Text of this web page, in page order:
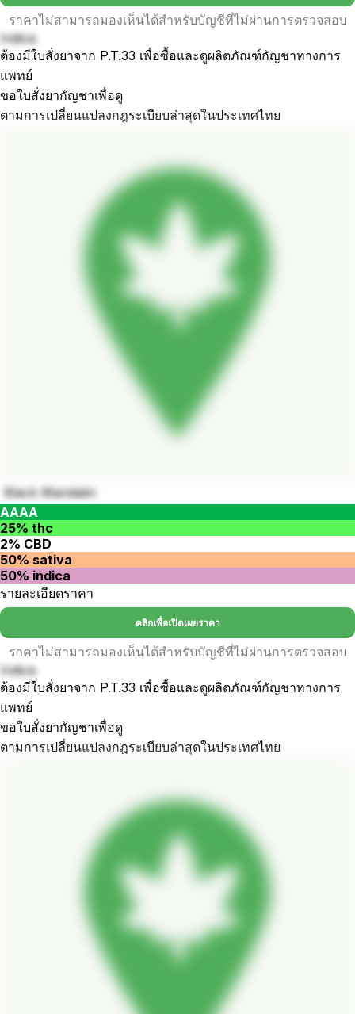
ราคาไม่สามารถมองเห็นได้สำหรับบัญชีที่ไม่ผ่านการตรวจสอบ
Indica
ต้องมีใบสั่งยาจาก P.T.33 เพื่อซื้อและดูผลิตภัณฑ์กัญชาทางการ
แพทย์
ขอใบสั่งยากัญชาเพื่อดู
ตามการเปลี่ยนแปลงกฎระเบียบล่าสุดในประเทศไทย
Black Mandalin
AAAA
25% thc
2% CBD
50% sativa
50% indica
รายละเอียดราคา
คลิกเพื่อเปิดเผยราคา
ราคาไม่สามารถมองเห็นได้สำหรับบัญชีที่ไม่ผ่านการตรวจสอบ
Indica
ต้องมีใบสั่งยาจาก P.T.33 เพื่อซื้อและดูผลิตภัณฑ์กัญชาทางการ
แพทย์
ขอใบสั่งยากัญชาเพื่อดู
ตามการเปลี่ยนแปลงกฎระเบียบล่าสุดในประเทศไทย